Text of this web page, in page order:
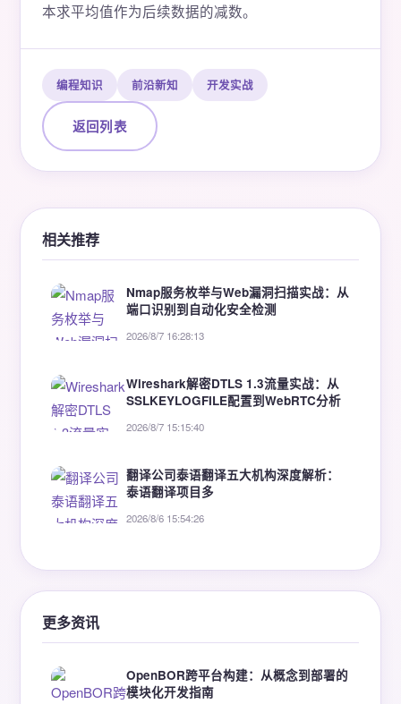
本求平均值作为后续数据的减数。
编程知识 前沿新知 开发实战
返回列表
相关推荐
Nmap服务枚举与Web漏洞扫描实战：从
端口识别到自动化安全检测
2026/8/7 16:28:13
Wireshark解密DTLS 1.3流量实战：从
SSLKEYLOGFILE配置到WebRTC分析
2026/8/7 15:15:40
翻译公司泰语翻译五大机构深度解析：
泰语翻译项目多
2026/8/6 15:54:26
更多资讯
OpenBOR跨平台构建：从概念到部署的
模块化开发指南